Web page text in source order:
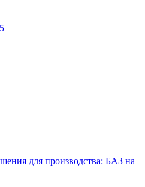
для производства: БАЗ на